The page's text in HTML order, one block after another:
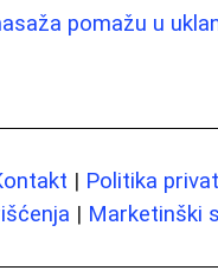
pomažu u
| Politika
| Marketinški